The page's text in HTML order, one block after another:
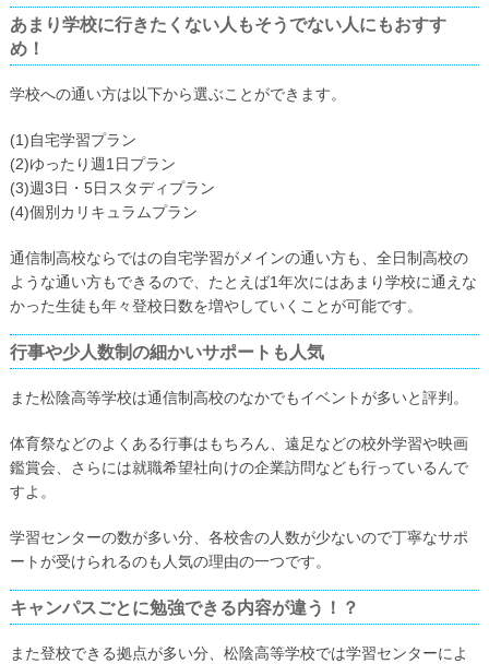
あまり学校に行きたくない人もそうでない人にもおすす
め！
学校への通い方は以下から選ぶことができます。
(1)自宅学習プラン
(2)ゆったり週1日プラン
(3)週3日・5日スタディプラン
(4)個別カリキュラムプラン
通信制高校ならではの自宅学習がメインの通い方も、全日制高校の
ような通い方もできるので、たとえば1年次にはあまり学校に通えな
かった生徒も年々登校日数を増やしていくことが可能です。
行事や少人数制の細かいサポートも人気
また松陰高等学校は通信制高校のなかでもイベントが多いと評判。
体育祭などのよくある行事はもちろん、遠足などの校外学習や映画
鑑賞会、さらには就職希望社向けの企業訪問なども行っているんで
すよ。
学習センターの数が多い分、各校舎の人数が少ないので丁寧なサポ
ートが受けられるのも人気の理由の一つです。
キャンパスごとに勉強できる内容が違う！？
また登校できる拠点が多い分、松陰高等学校では学習センターによ